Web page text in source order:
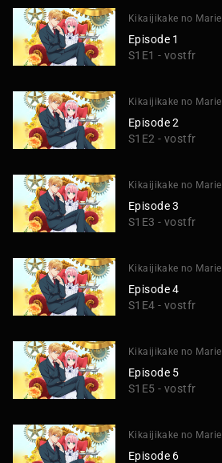
Kikaijikake no Marie
Episode 1
S1E1 - vostfr
Kikaijikake no Marie
Episode 2
S1E2 - vostfr
Kikaijikake no Marie
Episode 3
S1E3 - vostfr
Kikaijikake no Marie
Episode 4
S1E4 - vostfr
Kikaijikake no Marie
Episode 5
S1E5 - vostfr
Kikaijikake no Marie
Episode 6